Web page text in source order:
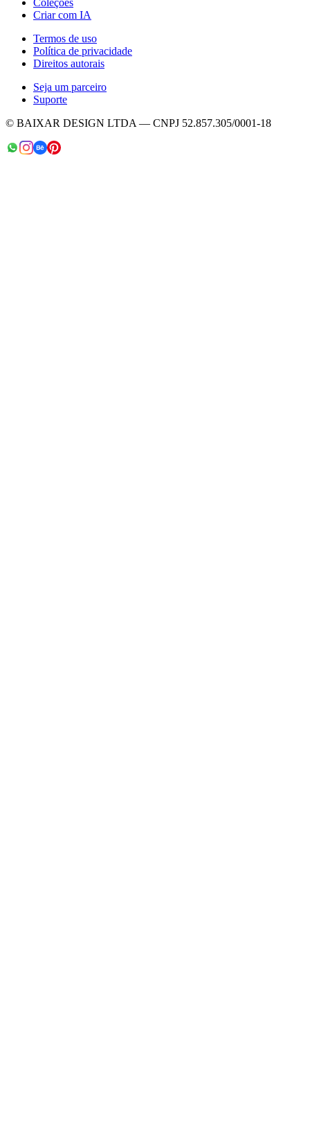
Criar com IA
Termos de uso
Política de privacidade
Direitos autorais
Seja um parceiro
Suporte
© BAIXAR DESIGN LTDA — CNPJ 52.857.305/0001-18